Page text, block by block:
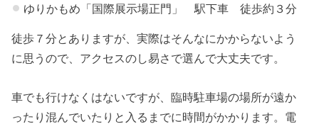
ゆりかもめ「国際展示場正門」 駅下車 徒歩約３分
徒歩７分とありますが、実際はそんなにかからないよう
に思うので、アクセスのし易さで選んで大丈夫です。
車でも行けなくはないですが、臨時駐車場の場所が遠か
ったり混んでいたりと入るまでに時間がかかります。電